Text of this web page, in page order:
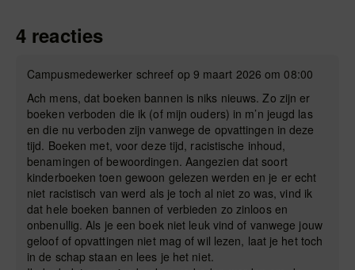
4 reacties
Campusmedewerker schreef op 9 maart 2026 om 08:00
Ach mens, dat boeken bannen is niks nieuws. Zo zijn er
boeken verboden die ik (of mijn ouders) in m’n jeugd las
en die nu verboden zijn vanwege de opvattingen in deze
tijd. Boeken met, voor deze tijd, racistische inhoud,
benamingen of bewoordingen. Aangezien dat soort
kinderboeken toen gewoon gelezen werden en je er echt
niet racistisch van werd als je toch al niet zo was, vind ik
dat hele boeken bannen of verbieden zo zinloos en
onbenullig. Als je een boek niet leuk vind of vanwege jouw
geloof of opvattingen niet mag of wil lezen, laat je het toch
in de schap staan en lees je het niet.